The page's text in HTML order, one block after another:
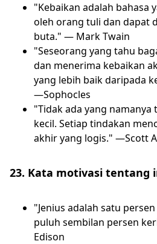
"Kebaikan adalah bahasa
oleh orang tuli dan dapat
buta." — Mark Twain
"Seseorang yang tahu
dan menerima kebaikan
yang lebih baik daripada
—Sophocles
"Tidak ada yang namanya
kecil. Setiap tindakan
akhir yang logis." —Scott
23. Kata motivasi tentang
"Jenius adalah satu
puluh sembilan persen
Edison